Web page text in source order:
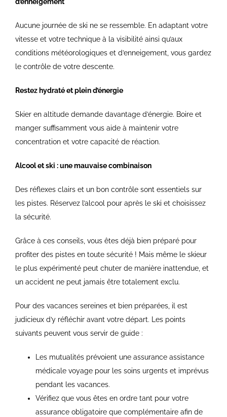
Aucune journée de ski ne se ressemble. En adaptant votre
vitesse et votre technique à la visibilité ainsi qu’aux
conditions météorologiques et d’enneigement, vous gardez
le contrôle de votre descente.
Restez hydraté et plein d’énergie
Skier en altitude demande davantage d’énergie. Boire et
manger suffisamment vous aide à maintenir votre
concentration et votre capacité de réaction.
Alcool et ski : une mauvaise combinaison
Des réflexes clairs et un bon contrôle sont essentiels sur
les pistes. Réservez l’alcool pour après le ski et choisissez
la sécurité.
Grâce à ces conseils, vous êtes déjà bien préparé pour
profiter des pistes en toute sécurité ! Mais même le skieur
le plus expérimenté peut chuter de manière inattendue, et
un accident ne peut jamais être totalement exclu.
Pour des vacances sereines et bien préparées, il est
judicieux d’y réfléchir avant votre départ. Les points
suivants peuvent vous servir de guide :
Les mutualités prévoient une assurance assistance
médicale voyage pour les soins urgents et imprévus
pendant les vacances.
Vérifiez que vous êtes en ordre tant pour votre
assurance obligatoire que complémentaire afin de